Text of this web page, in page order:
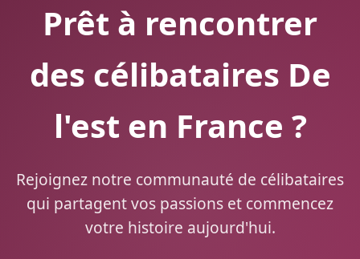
Prêt à rencontrer
des célibataires De
l'est en France ?
Rejoignez notre communauté de célibataires
qui partagent vos passions et commencez
votre histoire aujourd'hui.